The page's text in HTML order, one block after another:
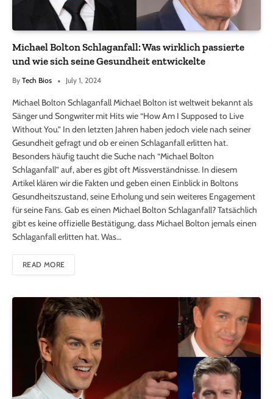
Michael Bolton Schlaganfall: Was wirklich passierte
und wie sich seine Gesundheit entwickelte
By Tech Bios July 1, 2024
Michael Bolton Schlaganfall Michael Bolton ist weltweit bekannt als
Sänger und Songwriter mit Hits wie “How Am I Supposed to Live
Without You.” In den letzten Jahren haben jedoch viele nach seiner
Gesundheit gefragt und ob er einen Schlaganfall erlitten hat.
Besonders häufig taucht die Suche nach “Michael Bolton
Schlaganfall” auf, aber es gibt oft Missverständnisse. In diesem
Artikel klären wir die Fakten und geben einen Einblick in Boltons
Gesundheitszustand, seine Erholung und sein weiteres Engagement
für seine Fans. Gab es einen Michael Bolton Schlaganfall? Tatsächlich
gibt es keine offizielle Bestätigung, dass Michael Bolton jemals einen
Schlaganfall erlitten hat. Was…
READ MORE